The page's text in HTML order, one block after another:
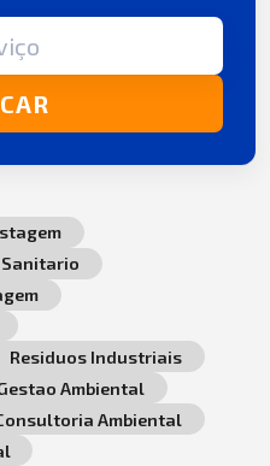
Residuos Industriais
Ambiental
Ambiental